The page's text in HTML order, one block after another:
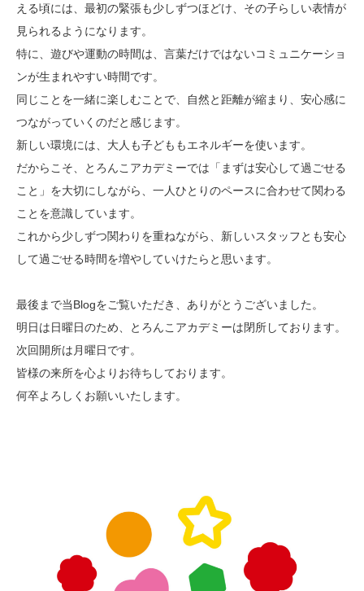
える頃には、最初の緊張も少しずつほどけ、その子らしい表情が
見られるようになります。
特に、遊びや運動の時間は、言葉だけではないコミュニケーショ
ンが生まれやすい時間です。
同じことを一緒に楽しむことで、自然と距離が縮まり、安心感に
つながっていくのだと感じます。
新しい環境には、大人も子どももエネルギーを使います。
だからこそ、とろんこアカデミーでは「まずは安心して過ごせる
こと」を大切にしながら、一人ひとりのペースに合わせて関わる
ことを意識しています。
これから少しずつ関わりを重ねながら、新しいスタッフとも安心
して過ごせる時間を増やしていけたらと思います。
最後まで当Blogをご覧いただき、ありがとうございました。
明日は日曜日のため、とろんこアカデミーは閉所しております。
次回開所は月曜日です。
皆様の来所を心よりお待ちしております。
何卒よろしくお願いいたします。